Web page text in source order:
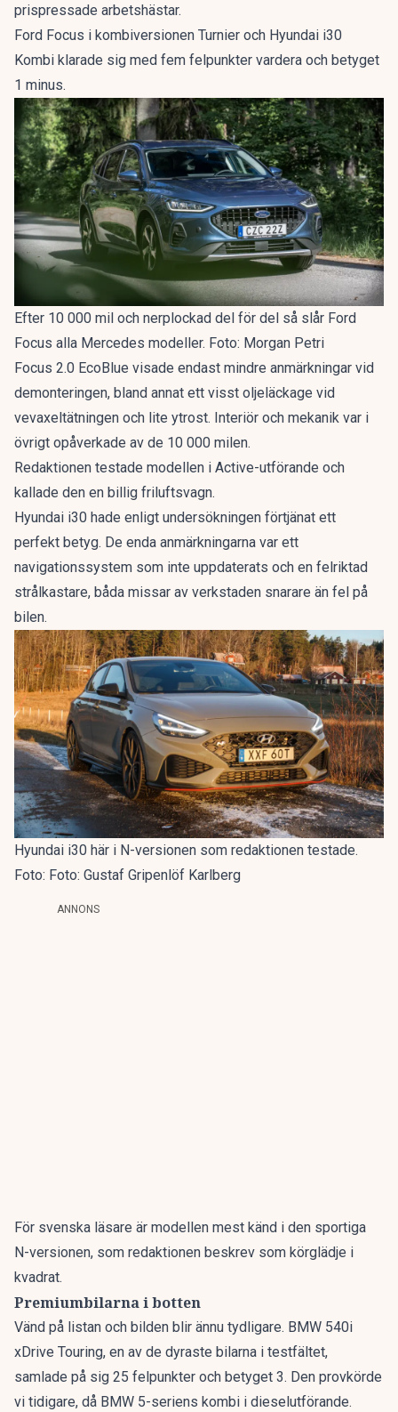
prispressade arbetshästar.
Ford Focus i kombiversionen Turnier och Hyundai i30
Kombi klarade sig med fem felpunkter vardera och betyget
1 minus.
Efter 10 000 mil och nerplockad del för del så slår Ford
Focus alla Mercedes modeller. Foto: Morgan Petri
Focus 2.0 EcoBlue visade endast mindre anmärkningar vid
demonteringen, bland annat ett visst oljeläckage vid
vevaxeltätningen och lite ytrost. Interiör och mekanik var i
övrigt opåverkade av de 10 000 milen.
Redaktionen testade modellen i Active-utförande och
kallade den en billig friluftsvagn.
Hyundai i30 hade enligt undersökningen förtjänat ett
perfekt betyg. De enda anmärkningarna var ett
navigationssystem som inte uppdaterats och en felriktad
strålkastare, båda missar av verkstaden snarare än fel på
bilen.
Hyundai i30 här i N-versionen som redaktionen testade.
Foto: Foto: Gustaf Gripenlöf Karlberg
ANNONS
För svenska läsare är modellen mest känd i den sportiga
N-versionen, som redaktionen beskrev som körglädje i
kvadrat.
Premiumbilarna i botten
Vänd på listan och bilden blir ännu tydligare. BMW 540i
xDrive Touring, en av de dyraste bilarna i testfältet,
samlade på sig 25 felpunkter och betyget 3. Den provkörde
vi tidigare, då BMW 5-seriens kombi i dieselutförande.